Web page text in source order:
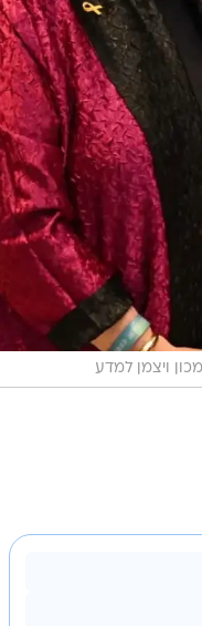
ויצמן למדע